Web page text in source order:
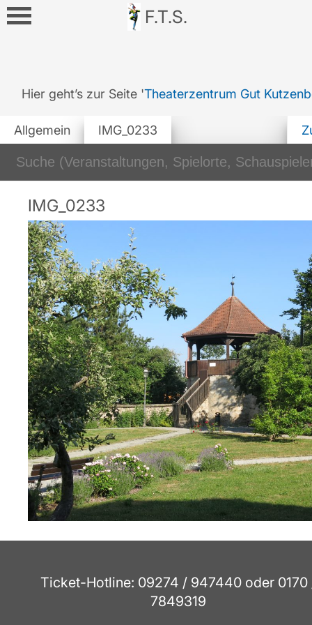
F.T.S.
Hier geht’s zur Seite 'Theaterzentrum Gut
Allgemein IMG_0233
IMG_0233
Ticket-Hotline: 09274 / 947440 oder 0170
7849319